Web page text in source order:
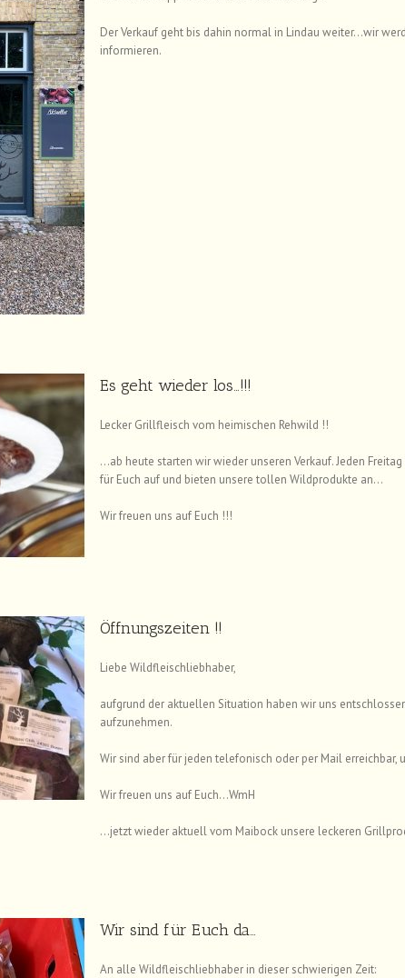
Der Verkauf geht bis dahin normal in Lindau weiter…wir
informieren.
Es geht wieder los…!!!
Lecker Grillfleisch vom heimischen Rehwild !!
…ab heute starten wir wieder unseren Verkauf. Jeden
für Euch auf und bieten unsere tollen Wildprodukte an…
Wir freuen uns auf Euch !!!
Öffnungszeiten !!
Liebe Wildfleischliebhaber,
aufgrund der aktuellen Situation haben wir uns
aufzunehmen.
Wir sind aber für jeden telefonisch oder per Mail
Wir freuen uns auf Euch…WmH
…jetzt wieder aktuell vom Maibock unsere leckeren
Wir sind für Euch da…
An alle Wildfleischliebhaber in dieser schwierigen Zeit: